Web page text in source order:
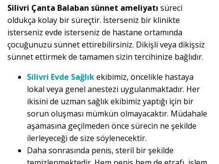
Silivri Çanta Balaban sünnet ameliyatı süreci
oldukça kolay bir süreçtir. İsterseniz bir klinikte
isterseniz evde isterseniz de hastane ortamında
çocuğunuzu sünnet ettirebilirsiniz. Dikişli veya dikişsiz
sünnet ettirmek de tamamen sizin tercihinize bağlıdır.
Silivri Evde Sağlıkekibimiz, öncelikle hastaya
lokal veya genel anestezi uygulanmaktadır. Her
ikisini de uzman sağlık ekibimiz yaptığı için bir
sorun oluşması mümkün olmayacaktır. Müdahale
aşamasına geçilmeden önce sürecin ne şekilde
ilerleyeceği de size söylenecektir.
Daha sonrasında penis, steril bir şekilde